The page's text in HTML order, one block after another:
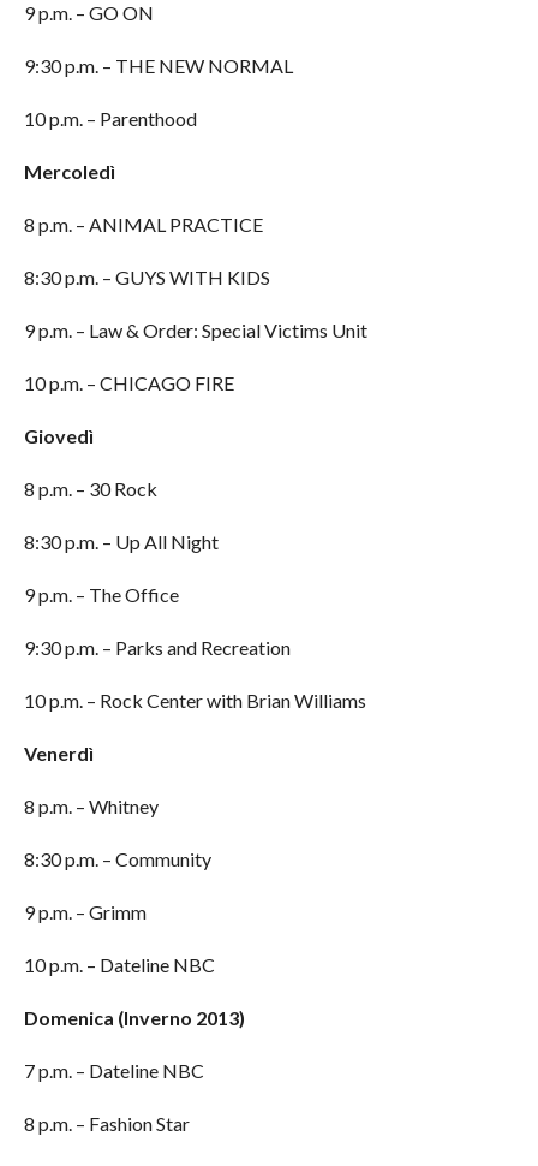
9 p.m. – GO ON
9:30 p.m. – THE NEW NORMAL
10 p.m. – Parenthood
Mercoledì
8 p.m. – ANIMAL PRACTICE
8:30 p.m. – GUYS WITH KIDS
9 p.m. – Law & Order: Special Victims Unit
10 p.m. – CHICAGO FIRE
Giovedì
8 p.m. – 30 Rock
8:30 p.m. – Up All Night
9 p.m. – The Office
9:30 p.m. – Parks and Recreation
10 p.m. – Rock Center with Brian Williams
Venerdì
8 p.m. – Whitney
8:30 p.m. – Community
9 p.m. – Grimm
10 p.m. – Dateline NBC
Domenica (Inverno 2013)
7 p.m. – Dateline NBC
8 p.m. – Fashion Star